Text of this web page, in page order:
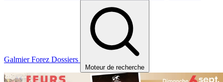
GalmierForez Dossiers
Moteur de recherche